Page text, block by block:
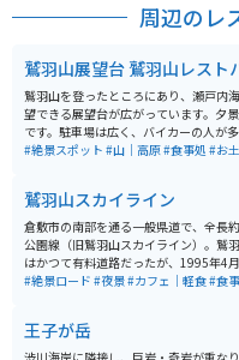
周辺のレ
鷲羽山展望台 鷲羽山レスト
鷲羽山を登ったところにあり、瀬戸内
望できる展望台が広がっています。夕
です。駐車場は広く、バイカーの人が
ストハウスではお土産が買えたり、レス
#絶景スポット #山｜高原#食事処 #お
鷲羽山スカイライン
倉敷市の南部を通る一般県道で、全長
公園線（旧鷲羽山スカイライン）。鷲
はかつて有料道路だったが、1995年4
れ、名称変更された後も同路線の愛称と
水島展望台からは、倉敷市街地、水島港
並ぶ水島コンビナートが一望できる。
#絶景ロード #夜景#カフェ｜軽食#食
王子が岳